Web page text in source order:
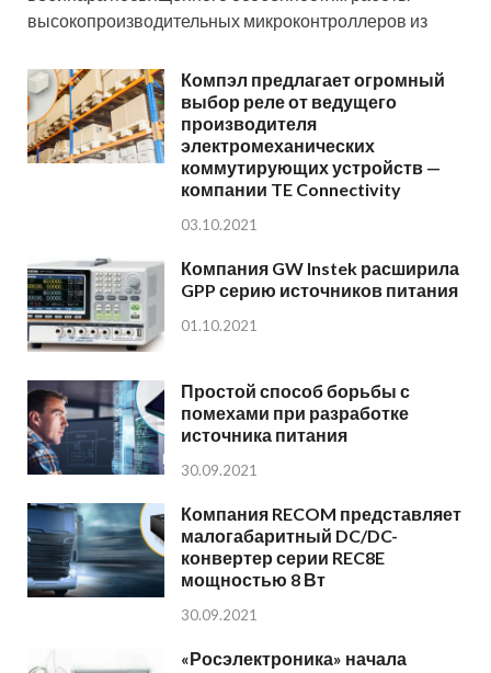
высокопроизводительных микроконтроллеров из
Компэл предлагает огромный
выбор реле от ведущего
производителя
электромеханических
коммутирующих устройств —
компании TE Connectivity
03.10.2021
Компания GW Instek расширила
GPP серию источников питания
01.10.2021
Простой способ борьбы с
помехами при разработке
источника питания
30.09.2021
Компания RECOM представляет
малогабаритный DC/DC-
конвертер серии REC8E
мощностью 8 Вт
30.09.2021
«Росэлектроника» начала